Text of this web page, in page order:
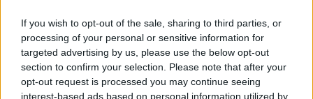
If you wish to opt-out of the sale, sharing to third parties, or
processing of your personal or sensitive information for
targeted advertising by us, please use the below opt-out
section to confirm your selection. Please note that after your
opt-out request is processed you may continue seeing
interest-based ads based on personal information utilized by
πριν από καιρό κι έχει γίνει πια μαύρο,
σκούρο βυσσινί δηλαδή. Στο φως
καταλαβαίνεις ότι δεν είναι μαύρο αλλά μετά
από τριανταπέντε χρόνια…».Κι είτε κι η δική
σας κόπια παραμένει κόκκινη είτε όχι, τα